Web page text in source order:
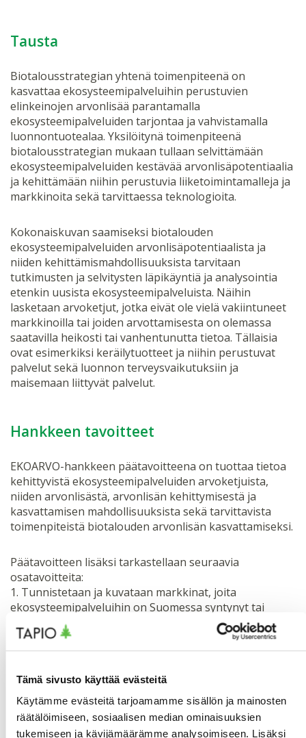
Tämä sivusto käyttää evästeitä
Käytämme evästeitä tarjoamamme sisällön ja mainosten
räätälöimiseen, sosiaalisen median ominaisuuksien
tukemiseen ja kävijämäärämme analysoimiseen. Lisäksi
Tausta
Biotalousstrategian yhtenä toimenpiteenä on
kasvattaa ekosysteemipalveluihin perustuvien
elinkeinojen arvonlisää parantamalla
ekosysteemipalveluiden tarjontaa ja vahvistamalla
luonnontuotealaa. Yksilöitynä toimenpiteenä
biotalousstrategian mukaan tullaan selvittämään
ekosysteemipalveluiden kestävää arvonlisäpotentiaalia
ja kehittämään niihin perustuvia liiketoimintamalleja ja
markkinoita sekä tarvittaessa teknologioita.
Kokonaiskuvan saamiseksi biotalouden
ekosysteemipalveluiden arvonlisäpotentiaalista ja
niiden kehittämismahdollisuuksista tarvitaan
tutkimusten ja selvitysten läpikäyntiä ja analysointia
etenkin uusista ekosysteemipalveluista. Näihin
lasketaan arvoketjut, jotka eivät ole vielä vakiintuneet
markkinoilla tai joiden arvottamisesta on olemassa
saatavilla heikosti tai vanhentunutta tietoa. Tällaisia
ovat esimerkiksi keräilytuotteet ja niihin perustuvat
palvelut sekä luonnon terveysvaikutuksiin ja
maisemaan liittyvät palvelut.
Hankkeen tavoitteet
EKOARVO-hankkeen päätavoitteena on tuottaa tietoa
kehittyvistä ekosysteemipalveluiden arvoketjuista,
niiden arvonlisästä, arvonlisän kehittymisestä ja
kasvattamisen mahdollisuuksista sekä tarvittavista
toimenpiteistä biotalouden arvonlisän kasvattamiseksi.
Päätavoitteen lisäksi tarkastellaan seuraavia
osatavoitteita:
1. Tunnistetaan ja kuvataan markkinat, joita
ekosysteemipalveluihin on Suomessa syntynyt tai
syntymässä sekä mitkä ovat niiden haasteita ja mitkä
mahdollisuuksia.
2. Analysoidaan valittujen ekosysteemipalvelujen
toimijoita, kysyntää sekä arvon ja kustannusten
jakautumista arvoketjussa.
3. Arvioidaan kvalitatiivisesti ja kvantitatiivisesti
valittujen ekosysteemipalveluiden suhdetta muihin